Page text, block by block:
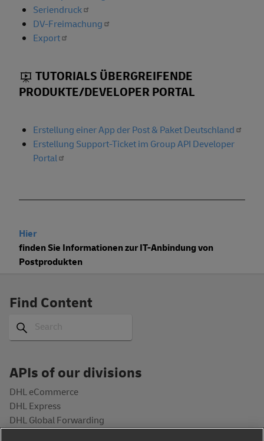
Seriendruck
DV-Freimachung
Export
TUTORIALS ÜBERGREIFENDE
PRODUKTE/DEVELOPER PORTAL
Erstellung einer App der Post & Paket Deutschland
Erstellung Support-Ticket im Group API Developer
Portal
Hier
finden Sie Informationen zur IT-Anbindung von
Postprodukten
Find Content
Search
Search
APIs of our divisions
DHL eCommerce
DHL Express
DHL Global Forwarding